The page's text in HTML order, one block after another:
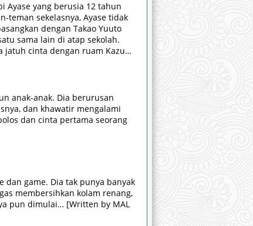
Ayase yang berusia 12 tahun
teman sekelasnya, Ayase tidak
dengan Takao Yuuto
sama lain di atap sekolah.
cinta dengan ruam Kazuma
manis ini menggambarkan
anak-anak. Dia berurusan
dan khawatir mengalami
dan cinta pertama seorang
dan game. Dia tak punya banyak
membersihkan kolam renang,
pun dimulai… [Written by MAL